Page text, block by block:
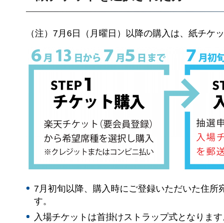
（注）7月6日（月曜日）以降の購入は、紙チケ
7月初旬以降、購入時にご登録いただいた住
す。
入場チケットは首掛けストラップ式となりま